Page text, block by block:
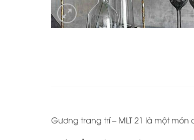
Gương trang trí – MLT 21 là một